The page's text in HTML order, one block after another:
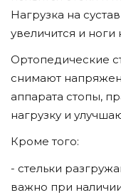
Нагрузка на
увеличится и ноги
Ортопедические
снимают
аппарата стопы,
нагрузку и
Кроме того:
- стельки
важно при